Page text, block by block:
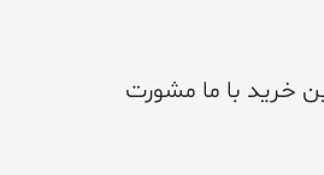
خرید با ما مشورت